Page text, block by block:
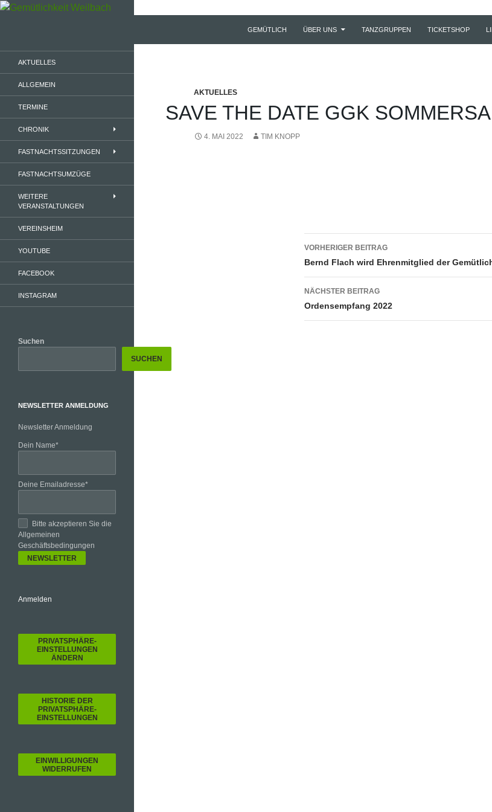
Zum
GEMÜTLICH ÜBER UNS TANZGRUPPEN TICKETSHOP
AKTUELLES
SAVE THE DATE GGK
4. MAI 2022 TIM KNOPP
Beitragsnavigation
VORHERIGER BEITRAG
Bernd Flach wird Ehrenmitglied der
NÄCHSTER BEITRAG
Ordensempfang 2022
1953 e.V.
AKTUELLES
ALLGEMEIN
TERMINE
CHRONIK
FASTNACHTSSITZUNGEN
FASTNACHTSUMZÜGE
WEITERE
VERANSTALTUNGEN
VEREINSHEIM
YOUTUBE
FACEBOOK
INSTAGRAM
Suchen
SUCHEN
NEWSLETTER ANMELDUNG
Newsletter Anmeldung
Dein Name*
Deine Emailadresse*
Bitte akzeptieren Sie die
Allgemeinen
Geschäftsbedingungen
Anmelden
PRIVATSPHÄRE-
EINSTELLUNGEN
ÄNDERN
HISTORIE DER
PRIVATSPHÄRE-
EINSTELLUNGEN
EINWILLIGUNGEN
WIDERRUFEN